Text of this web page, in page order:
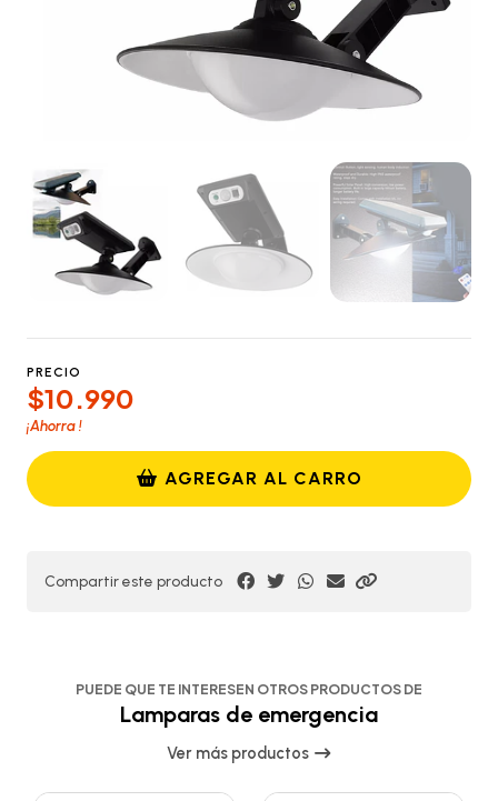
PRECIO
$10.990
¡Ahorra!
AGREGAR AL CARRO
Compartir este producto
PUEDE QUE TE INTERESEN OTROS PRODUCTOS DE
Lamparas de emergencia
Ver más productos